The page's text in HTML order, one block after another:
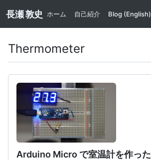
長瀬 敦史 ホーム 自己紹介 Blog (English)
Thermometer
Arduino Micro で室温計を作った